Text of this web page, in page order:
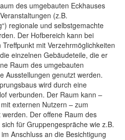
des umgebauten Eckhauses
(z.B.
regionale und selbstgemachte
Der Hofbereich kann bei
mit Verzehrmöglichkeiten
einzelnen Gebäudeteile, die er
Raum des umgebauten
Ausstellungen genutzt werden.
wird durch eine
verbunden. Der Raum kann –
externen Nutzern – zum
Der offene Raum des
für Gruppengespräche wie z.B.
Anschluss an die Besichtigung